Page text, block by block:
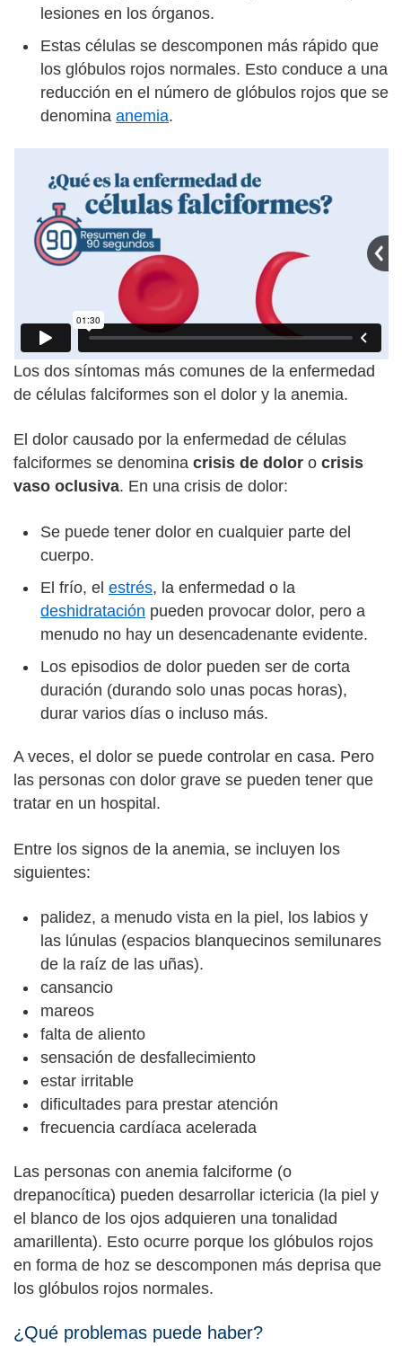
lesiones en los órganos.
Estas células se descomponen más rápido que
los glóbulos rojos normales. Esto conduce a una
reducción en el número de glóbulos rojos que se
denomina anemia.
Los dos síntomas más comunes de la enfermedad
de células falciformes son el dolor y la anemia.
El dolor causado por la enfermedad de células
falciformes se denomina crisis de dolor o crisis
vaso oclusiva. En una crisis de dolor:
Se puede tener dolor en cualquier parte del
cuerpo.
El frío, el estrés, la enfermedad o la
deshidratación pueden provocar dolor, pero a
menudo no hay un desencadenante evidente.
Los episodios de dolor pueden ser de corta
duración (durando solo unas pocas horas),
durar varios días o incluso más.
A veces, el dolor se puede controlar en casa. Pero
las personas con dolor grave se pueden tener que
tratar en un hospital.
Entre los signos de la anemia, se incluyen los
siguientes:
palidez, a menudo vista en la piel, los labios y
las lúnulas (espacios blanquecinos semilunares
de la raíz de las uñas).
cansancio
mareos
falta de aliento
sensación de desfallecimiento
estar irritable
dificultades para prestar atención
frecuencia cardíaca acelerada
Las personas con anemia falciforme (o
drepanocítica) pueden desarrollar ictericia (la piel y
el blanco de los ojos adquieren una tonalidad
amarillenta). Esto ocurre porque los glóbulos rojos
en forma de hoz se descomponen más deprisa que
los glóbulos rojos normales.
¿Qué problemas puede haber?